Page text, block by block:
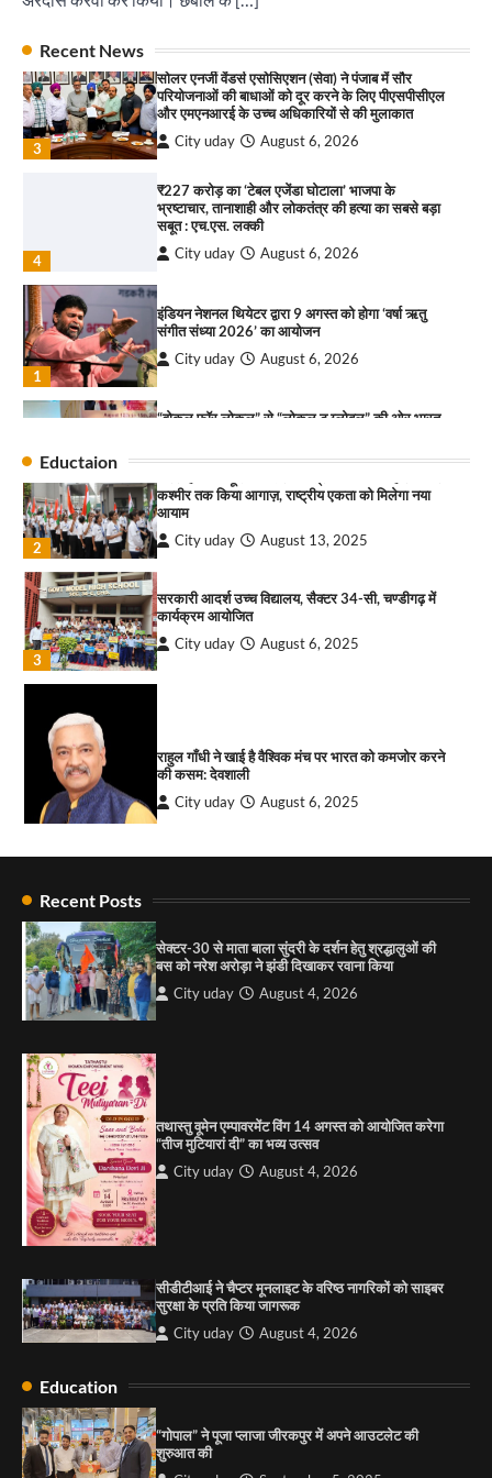
Recent News
3
सोलर एनर्जी वेंडर्स एसोसिएशन (सेवा) ने पंजाब में सौर
परियोजनाओं की बाधाओं को दूर करने के लिए पीएसपीसीएल
और एमएनआरई के उच्च अधिकारियों से की मुलाकात
City uday August 6, 2026
4
₹227 करोड़ का ‘टेबल एजेंडा घोटाला’ भाजपा के
भ्रष्टाचार, तानाशाही और लोकतंत्र की हत्या का सबसे बड़ा
सबूत : एच.एस. लक्की
City uday August 6, 2026
1
इंडियन नेशनल थियेटर द्वारा 9 अगस्त को होगा ‘वर्षा ऋतु
संगीत संध्या 2026’ का आयोजन
City uday August 6, 2026
2
“वोकल फॉर लोकल” से “लोकल टू ग्लोबल” की ओर भारत
City uday August 6, 2026
3
सोलर एनर्जी वेंडर्स एसोसिएशन (सेवा) ने पंजाब में सौर
परियोजनाओं की बाधाओं को दूर करने के लिए पीएसपीसीएल
City uday August 6, 2026
₹227 करोड़ का ‘टेबल एजेंडा घोटाला’ भाजपा के
भ्रष्टाचार, तानाशाही और लोकतंत्र की हत्या का सबसे बड़ा
Eductaion
2
3
सरकारी आदर्श उच्च विद्यालय, सैक्टर 34-सी, चण्डीगढ़ में
कार्यक्रम आयोजित
City uday August 6, 2025
4
राहुल गाँधी ने खाई है वैश्विक मंच पर भारत को कमजोर करने
की कसम: देवशाली
City uday August 6, 2025
“गोपाल” ने पूजा प्लाजा जीरकपुर में अपने आउटलेट की
शुरुआत की
City uday September 5, 2025
2
कश्मीर तक किया आगाज़, राष्ट्रीय एकता को मिलेगा नया
आयाम
City uday August 13, 2025
3
सरकारी आदर्श उच्च विद्यालय, सैक्टर 34-सी, चण्डीगढ़ में
कार्यक्रम आयोजित
City uday August 6, 2025
राहुल गाँधी ने खाई है वैश्विक मंच पर भारत को कमजोर करने
की कसम: देवशाली
City uday August 6, 2025
1
City uday September 5, 2025
2
3
सरकारी आदर्श उच्च विद्यालय, सैक्टर 34-सी, चण्डीगढ़ में
कार्यक्रम आयोजित
4
राहुल गाँधी ने खाई है वैश्विक मंच पर भारत को कमजोर करने
की कसम: देवशाली
City uday August 6, 2025
Recent Posts
सेक्टर-30 से माता बाला सुंदरी के दर्शन हेतु श्रद्धालुओं की
बस को नरेश अरोड़ा ने झंडी दिखाकर रवाना किया
City uday August 4, 2026
तथास्तु वूमेन एम्पावरमेंट विंग 14 अगस्त को आयोजित करेगा
“तीज मुटियारां दी” का भव्य उत्सव
City uday August 4, 2026
सीडीटीआई ने चैप्टर मूनलाइट के वरिष्ठ नागरिकों को साइबर
सुरक्षा के प्रति किया जागरूक
City uday August 4, 2026
Education
“गोपाल” ने पूजा प्लाजा जीरकपुर में अपने आउटलेट की
शुरुआत की